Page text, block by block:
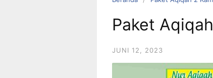
Paket
JUNI 12, 2023